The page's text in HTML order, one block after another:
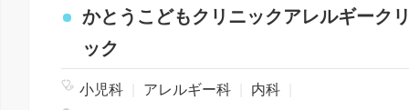
かとうこどもクリニックアレルギーク
ック
小児科 アレルギー科 内科